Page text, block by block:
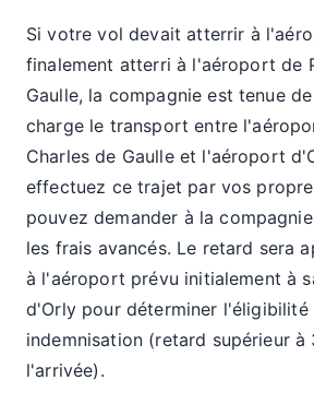
Si votre vol devait atterrir à
finalement atterri à l'aéroport de
Gaulle, la compagnie est tenue
charge le transport entre
Charles de Gaulle et l'aéroport
effectuez ce trajet par vos
pouvez demander à la
les frais avancés. Le retard sera
à l'aéroport prévu initialement à
d'Orly pour déterminer l'éligibilité
indemnisation (retard supérieur à
l'arrivée).